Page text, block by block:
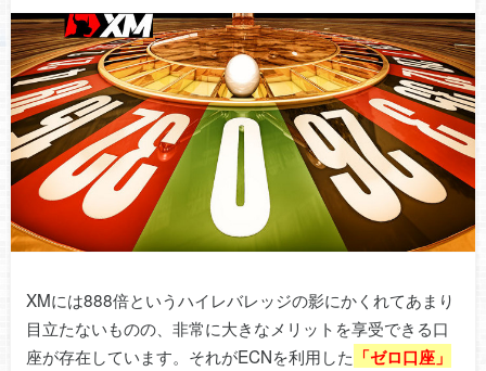
XMには888倍というハイレバレッジの影にかくれてあまり
目立たないものの、非常に大きなメリットを享受できる口
座が存在しています。それがECNを利用した 「ゼロ口座」